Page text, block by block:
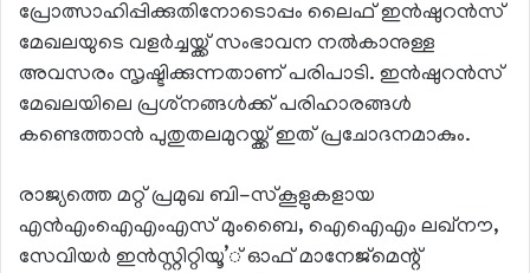
പ്രോത്സാഹിപ്പിക്കുതിനോടൊപ്പം ലൈഫ് ഇന്‍ഷുറന്‍സ്
മേഖലയുടെ വളര്‍ച്ചയ്ക്ക് സംഭാവന നല്‍കാനുള്ള
അവസരം സൃഷ്ടിക്കുന്നതാണ് പരിപാടി. ഇന്‍ഷുറന്‍സ്
മേഖലയിലെ പ്രശ്‌നങ്ങള്‍ക്ക് പരിഹാരങ്ങള്‍
കണ്ടെത്താന്‍ പുതുതലമുറയ്ക്ക് ഇത് പ്രചോദനമാകും.
രാജ്യത്തെ മറ്റ് പ്രമുഖ ബി-സ്‌കൂളുകളായ
എന്‍എംഐഎംഎസ് മുംബൈ, ഐഐഎം ലഖ്നൗ,
സേവിയര്‍ ഇന്‍സ്റ്റിറ്റിയൂ’് ഓഫ് മാനേജ്‌മെന്റ്